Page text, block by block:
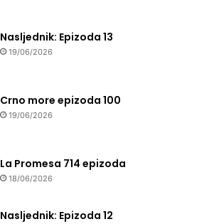
Nasljednik: Epizoda 13
19/06/2026
Crno more epizoda 100
19/06/2026
La Promesa 714 epizoda
18/06/2026
Nasljednik: Epizoda 12